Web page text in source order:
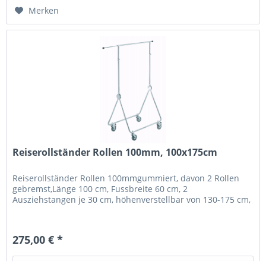
Merken
Reiserollständer Rollen 100mm, 100x175cm
Reiserollständer Rollen 100mmgummiert, davon 2 Rollen
gebremst,Länge 100 cm, Fussbreite 60 cm, 2
Ausziehstangen je 30 cm, höhenverstellbar von 130-175 cm,
275,00 € *